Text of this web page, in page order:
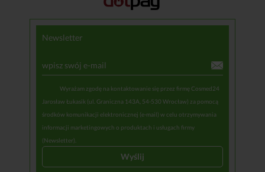
Newsletter
Wyrażam zgodę na kontaktowanie się przez firmę Cosmed24
Jarosław Łukasik (ul. Graniczna 143A, 54-530 Wrocław) za pomocą
środków komunikacji elektronicznej (e-mail) w celu otrzymywania
informacji marketingowych o produktach i usługach firmy
(Newsletter).